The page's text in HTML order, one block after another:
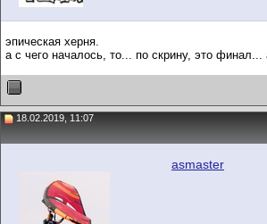
эпическая херня.
а с чего началось, то... по скрину, это
18.02.2019, 11:07
asmaster